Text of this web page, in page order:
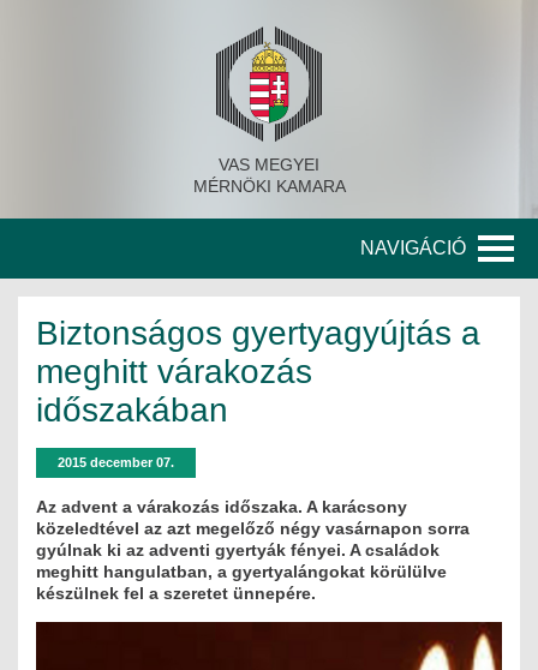
VAS MEGYEI
MÉRNÖKI KAMARA
NAVIGÁCIÓ
A KAMARA TÖRTÉNETE
SZERVEZETI FELÉPÍTÉS
KITÜNTETETT MÉRNÖKÖK
KORÁBBI TISZTSÉGVISELŐK
MÉRNÖK ELŐDÖK
MŰKÖDÉS
Biztonságos gyertyagyújtás a
meghitt várakozás
időszakában
2015 december 07.
Az advent a várakozás időszaka. A karácsony
közeledtével az azt megelőző négy vasárnapon sorra
gyúlnak ki az adventi gyertyák fényei. A családok
meghitt hangulatban, a gyertyalángokat körülülve
készülnek fel a szeretet ünnepére.